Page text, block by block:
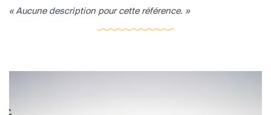
« Aucune description pour cette référence. »